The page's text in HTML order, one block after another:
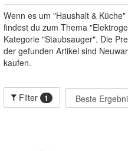
Wenn es um "Haushalt &
findest du zum Thema
Kategorie "Staubsauger". Die
der gefunden Artikel sind
kaufen.
Filter 1